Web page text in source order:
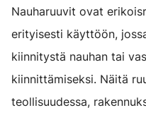
Nauharuuvit ovat
erityisesti käyttöön,
kiinnitystä nauhan tai
kiinnittämiseksi. Näitä
teollisuudessa,